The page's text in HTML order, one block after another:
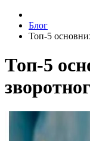
Блог
Топ-5
Топ-5